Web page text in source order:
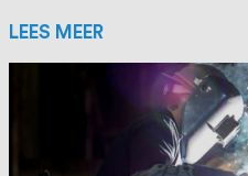
LEES MEER